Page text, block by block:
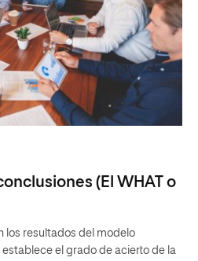
(El WHAT o
los resultados del modelo
el grado de acierto de la